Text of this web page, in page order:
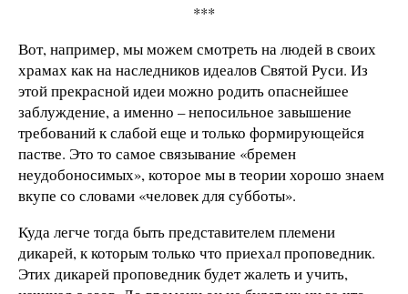
***
Вот, например, мы можем смотреть на людей в своих
храмах как на наследников идеалов Святой Руси. Из
этой прекрасной идеи можно родить опаснейшее
заблуждение, а именно – непосильное завышение
требований к слабой еще и только формирующейся
пастве. Это то самое связывание «бремен
неудобоносимых», которое мы в теории хорошо знаем
вкупе со словами «человек для субботы».
Куда легче тогда быть представителем племени
дикарей, к которым только что приехал проповедник.
Этих дикарей проповедник будет жалеть и учить,